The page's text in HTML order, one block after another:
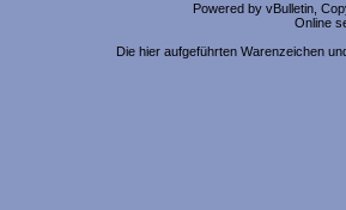
Powered by vBulletin,
Online
Die hier aufgeführten Warenzeichen